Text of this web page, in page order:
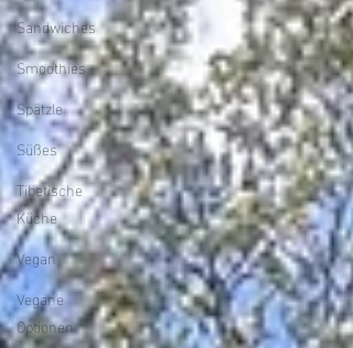
Sandwiches
Smoothies
Spätzle
Süßes
Tibetische
Küche
Vegan
Vegane
Optionen